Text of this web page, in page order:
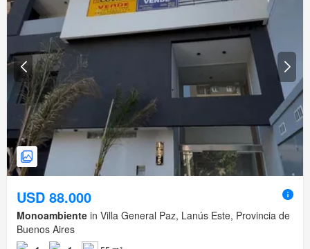
USD 88.000
Monoambiente in Villa General Paz, Lanús Este, Provincia de
Buenos Aires